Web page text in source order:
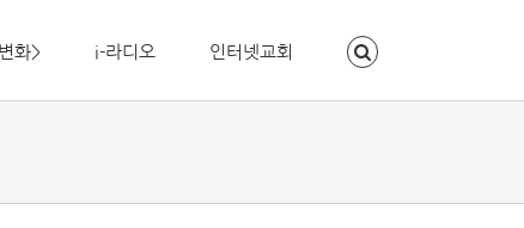
화> i-라디오 인터넷교회